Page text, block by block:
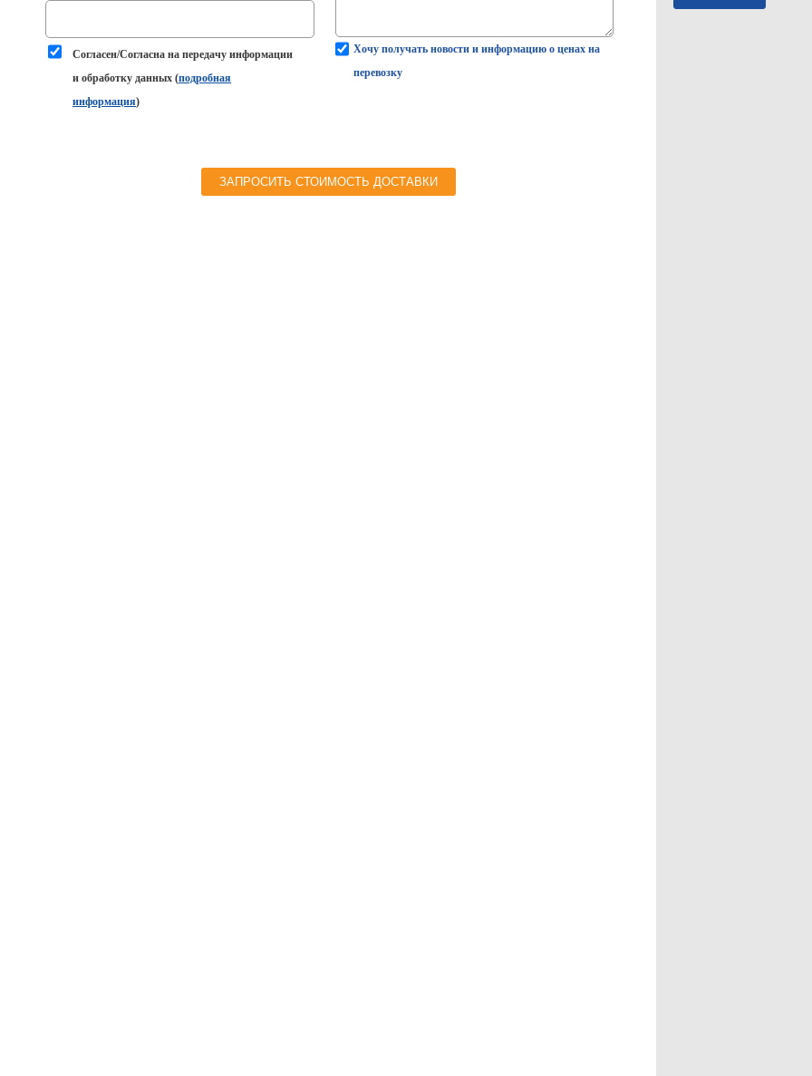
Согласен/Согласна на передачу информации
и обработку данных (подробная
информация)
Хочу получать новости и информацию о ценах на
перевозку